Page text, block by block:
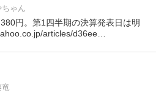
ちゃん
円。第1四半期の決算発表日は明
articles/d36ee…
竜